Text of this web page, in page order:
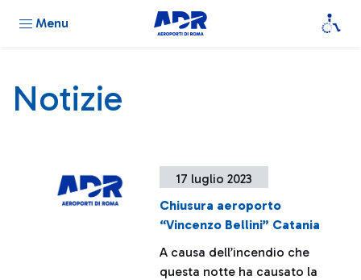
Menu
Notizie
17 luglio 2023
Chiusura aeroporto
“Vincenzo Bellini” Catania
A causa dell’incendio che
questa notte ha causato la